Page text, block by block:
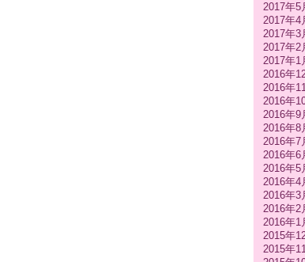
2017年5
2017年4
2017年3
2017年2
2017年1
2016年
2016年
2016年
2016年9
2016年8
2016年7
2016年6
2016年5
2016年4
2016年3
2016年2
2016年1
2015年
2015年